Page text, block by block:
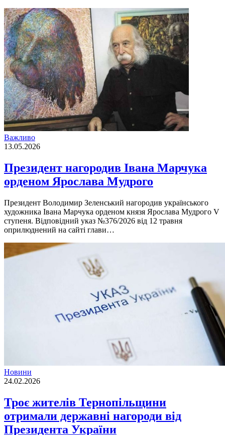
Важливо
13.05.2026
Президент нагородив Івана Марчука
орденом Ярослава Мудрого
Президент Володимир Зеленський нагородив українського
художника Івана Марчука орденом князя Ярослава Мудрого V
ступеня. Відповідний указ №376/2026 від 12 травня
оприлюднений на сайті глави…
Новини
24.02.2026
Троє жителів Тернопільщини
отримали державні нагороди від
Президента України